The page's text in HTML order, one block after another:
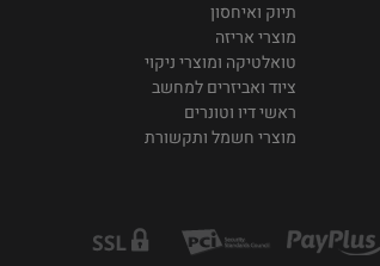
תיוק ואיחסון
מוצרי אריזה
טואלטיקה ומוצרי ניקוי
ציוד ואביזרים למחשב
ראשי דיו וטונרים
מוצרי חשמל ותקשורת